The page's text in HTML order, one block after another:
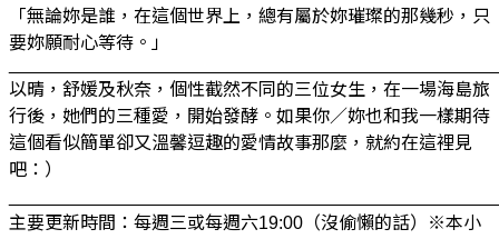
「無論妳是誰，在這個世界上，總有屬於妳璀璨的那幾秒，只
要妳願耐心等待。」
以晴，舒媛及秋奈，個性截然不同的三位女生，在一場海島旅
行後，她們的三種愛，開始發酵。如果你／妳也和我一樣期待
這個看似簡單卻又溫馨逗趣的愛情故事那麼，就約在這裡見
吧：）
主要更新時間：每週三或每週六19:00（沒偷懶的話）※本小